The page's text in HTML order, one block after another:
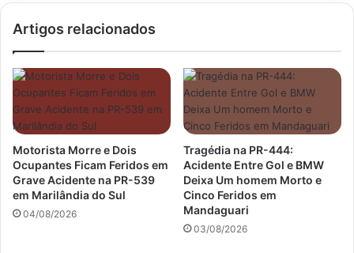
Artigos relacionados
Motorista Morre e Dois
Ocupantes Ficam Feridos em
Grave Acidente na PR-539
em Marilândia do Sul
04/08/2026
Tragédia na PR-444:
Acidente Entre Gol e BMW
Deixa Um homem Morto e
Cinco Feridos em
Mandaguari
03/08/2026